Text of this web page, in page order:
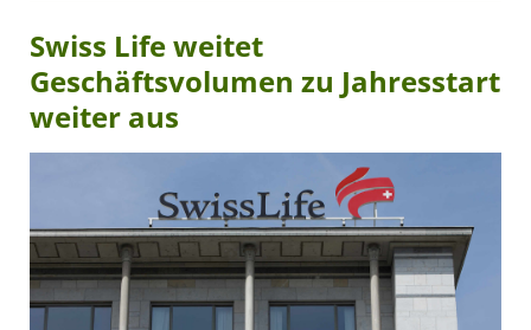
Swiss Life weitet
Geschäftsvolumen zu Jahresstart
weiter aus